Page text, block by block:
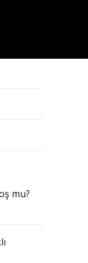
mu?